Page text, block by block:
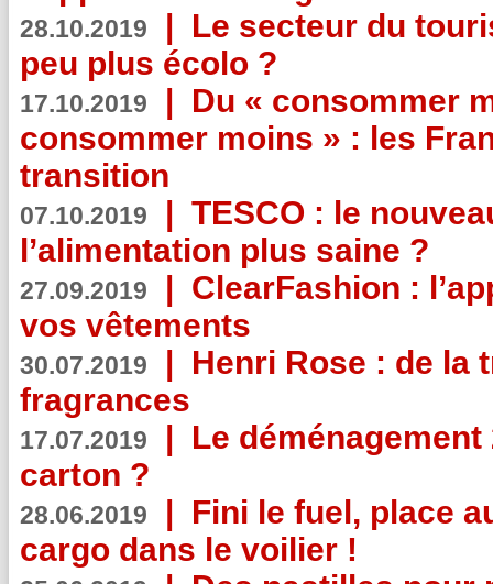
28.10.2019 | Le secteur du
peu plus écolo ?
17.10.2019 | Du « consommer
consommer moins » : les
transition
07.10.2019 | TESCO : le
l’alimentation plus saine ?
27.09.2019 | ClearFashion :
vos vêtements
30.07.2019 | Henri Rose : de la
fragrances
17.07.2019 | Le
carton ?
28.06.2019 | Fini le fuel, place
cargo dans le voilier !